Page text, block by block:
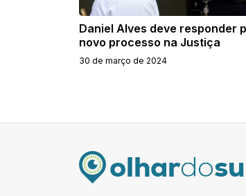
Daniel Alves deve responder
novo processo na Justiça
30 de março de 2024